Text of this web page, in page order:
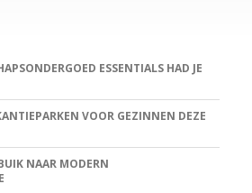
ESSENTIALS HAD JE
VOOR GEZINNEN DEZE
NAAR MODERN